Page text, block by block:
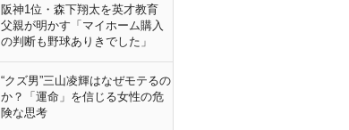
阪神1位・森下翔太を英才教育
父親が明かす「マイホーム購入
の判断も野球ありきでした」
“クズ男”三山凌輝はなぜモテるの
か？「運命」を信じる女性の危
険な思考